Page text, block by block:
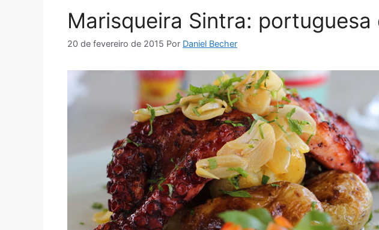
Marisqueira Sintra:
20 de fevereiro de 2015 Por Daniel Becher